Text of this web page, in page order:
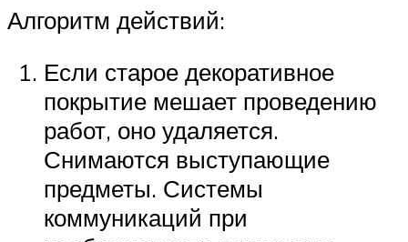
Алгоритм действий:
Если старое декоративное
покрытие мешает проведению
работ, оно удаляется.
Снимаются выступающие
предметы. Системы
коммуникаций при